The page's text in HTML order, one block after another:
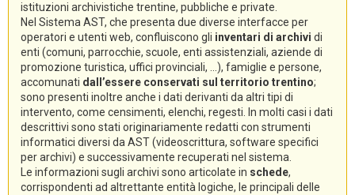
istituzioni archivistiche trentine, pubbliche e private.
Nel Sistema AST, che presenta due diverse interfacce per
operatori e utenti web, confluiscono gli inventari di archivi di
enti (comuni, parrocchie, scuole, enti assistenziali, aziende di
promozione turistica, uffici provinciali, ...), famiglie e persone,
accomunati dall’essere conservati sul territorio trentino;
sono presenti inoltre anche i dati derivanti da altri tipi di
intervento, come censimenti, elenchi, regesti. In molti casi i dati
descrittivi sono stati originariamente redatti con strumenti
informatici diversi da AST (videoscrittura, software specifici
per archivi) e successivamente recuperati nel sistema.
Le informazioni sugli archivi sono articolate in schede,
corrispondenti ad altrettante entità logiche, le principali delle